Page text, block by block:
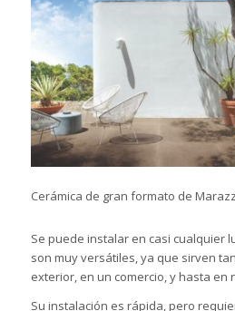
Cerámica de gran formato de
Se puede instalar en casi cualquier
son muy versátiles, ya que sirven
exterior, en un comercio, y hasta en
Su instalación es rápida, pero